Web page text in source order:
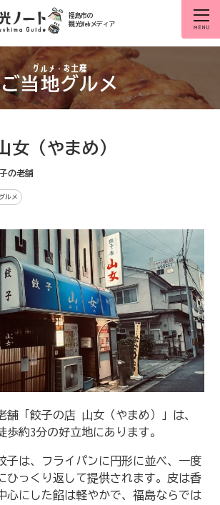
福島市の
観光Webメディア
ご当地グルメ
女（やまめ）
の老舗
ルメ
舗「餃子の店 山女（やまめ）」は、
歩約3分の好立地にあります。
子は、フライパンに円形に並べ、一度
ひっくり返して提供されます。皮は香
心にした餡は軽やかで、福島ならでは